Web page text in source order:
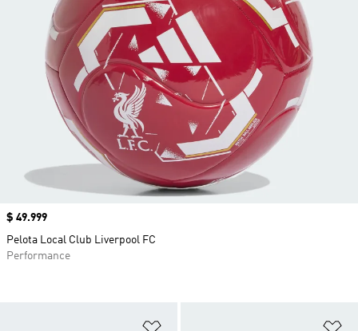
Precio
$ 49.999
Pelota Local Club Liverpool FC
Performance